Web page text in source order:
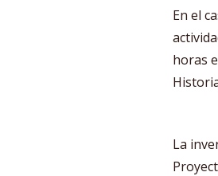
En el
horas
La